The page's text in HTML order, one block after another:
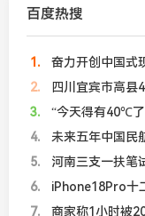
百度热搜
1
奋力开创中国式
2
四川宜宾市高县
3
“今天得有40℃
4
未来五年中国民
5
河南三支一扶笔
6
iPhone18Pro十
7
商家称1小时被